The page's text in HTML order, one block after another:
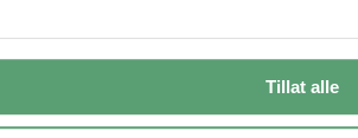
Tillat alle
cm med LED-belysning bak
er: